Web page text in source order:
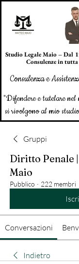
Studio Legale Maio – Dal
Consulenze in
Consulenza e
"Difendere e tutelare
si rivolgono al mio
Gruppi
Diritto Penale
Maio
Pubblico · 222 membri
Conversazioni
Indietro